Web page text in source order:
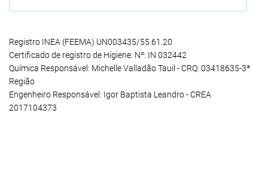
Registro INEA (FEEMA) UN003435/55.61.20
Certificado de registro de Higiene: Nº: IN 032442
Química Responsável: Michelle Valladão Tauil - CRQ: 03418635-3ª
Região
Engenheiro Responsável: Igor Baptista Leandro - CREA
2017104373